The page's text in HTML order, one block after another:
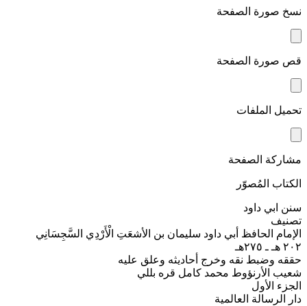
نسخ صورة الصفحة
قص صورة الصفحة
تحميل الملفات
مشاركة الصفحة
الكتاب المُصوّر
سنن ابي داود
تصنيف
الإمام الحافظ أبي داود سليمان بن الأشعَتِ الْأَرْدِي السَّجِسَانِي
٢٠٢ هـ ـ ٢٧٥هـ
حققه وضبط نقه وخرج أحاديثه وعلق عليه
شعيب الأرنؤوط محمد كامل قره بللي
الجزء الأول
دار الرسالة العالمية